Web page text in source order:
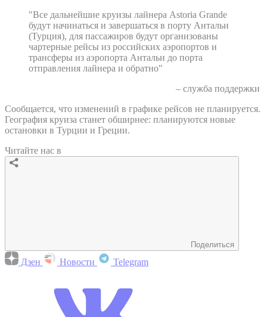
"Все дальнейшие круизы лайнера Astoria Grande
будут начинаться и завершаться в порту Антальи
(Турция), для пассажиров будут организованы
чартерные рейсы из российских аэропортов и
трансферы из аэропорта Антальи до порта
отправления лайнера и обратно"
– служба поддержки
Сообщается, что изменений в графике рейсов не планируется.
География круиза станет обширнее: планируются новые
остановки в Турции и Греции.
Читайте нас в
Поделиться
Дзен Новости Telegram